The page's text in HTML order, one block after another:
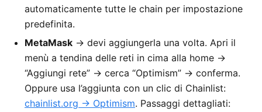
automaticamente tutte le chain per impostazione
predefinita.
MetaMask → devi aggiungerla una volta. Apri il
menù a tendina delle reti in cima alla home →
“Aggiungi rete” → cerca “Optimism” → conferma.
Oppure usa l’aggiunta con un clic di Chainlist:
chainlist.org → Optimism. Passaggi dettagliati: